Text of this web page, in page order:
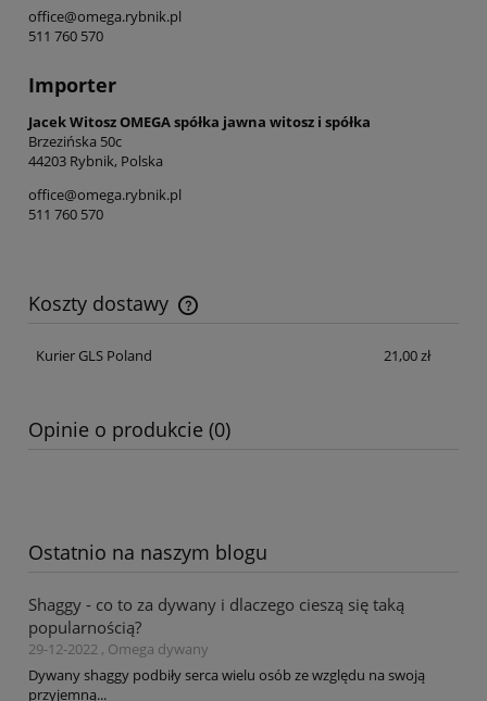
office@omega.rybnik.pl
511 760 570
Importer
Jacek Witosz OMEGA spółka jawna witosz i spółka
Brzezińska 50c
44203 Rybnik, Polska
office@omega.rybnik.pl
511 760 570
Koszty dostawy
Cena nie zawiera ewentualnych kosztów płatności
Kurier GLS Poland
21,00 zł
Opinie o produkcie (0)
Ostatnio na naszym blogu
Shaggy - co to za dywany i dlaczego cieszą się taką
popularnością?
29-12-2022 , Omega dywany
Dywany shaggy podbiły serca wielu osób ze względu na swoją
przyjemną...